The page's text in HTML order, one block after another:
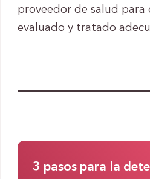
proveedor de salud para
evaluado y tratado
3 pasos para la